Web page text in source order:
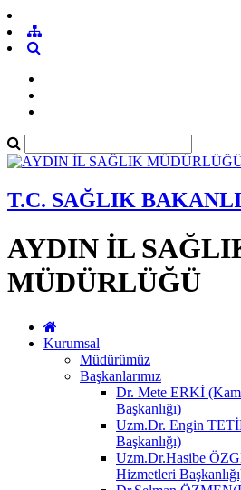
T.C. SAĞLIK
AYDIN İL
MÜDÜRLÜĞÜ
Kurumsal
Müdürümüz
Başkanlarımız
Dr. Mete ERKİ
Başkanlığı)
Uzm.Dr. Engin
Başkanlığı)
Uzm.Dr.Hasibe
Hizmetleri